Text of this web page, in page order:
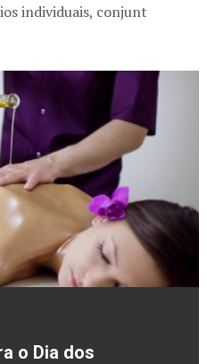
individuais, conjunt
o Dia dos